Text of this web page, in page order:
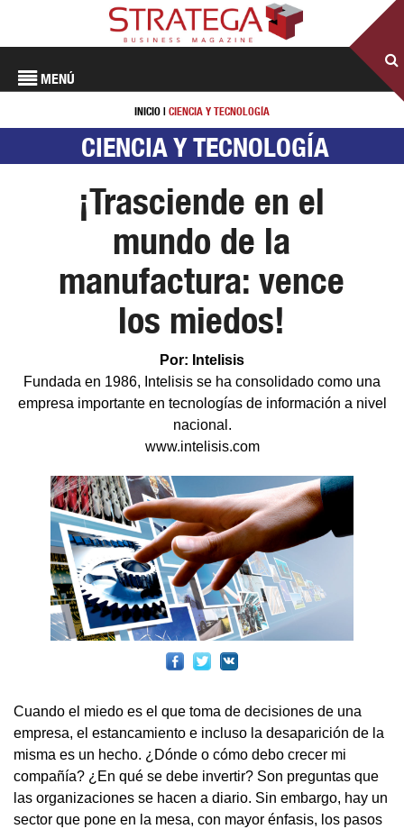
MENÚ
INICIO | CIENCIA Y TECNOLOGÍA
CIENCIA Y TECNOLOGÍA
¡Trasciende en el
mundo de la
manufactura: vence
los miedos!
Por: Intelisis
Fundada en 1986, Intelisis se ha consolidado como una
empresa importante en tecnologías de información a nivel
nacional.
www.intelisis.com
Cuando el miedo es el que toma de decisiones de una
empresa, el estancamiento e incluso la desaparición de la
misma es un hecho. ¿Dónde o cómo debo crecer mi
compañía? ¿En qué se debe invertir? Son preguntas que
las organizaciones se hacen a diario. Sin embargo, hay un
sector que pone en la mesa, con mayor énfasis, los pasos